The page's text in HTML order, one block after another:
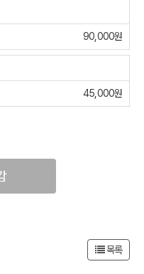
90,000원
45,000원
목록